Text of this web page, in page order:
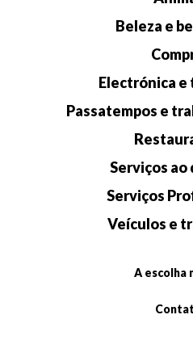
Beleza e
Electrónica
Passatempos e
Serviços
Serviços
Veículos e
A escolha